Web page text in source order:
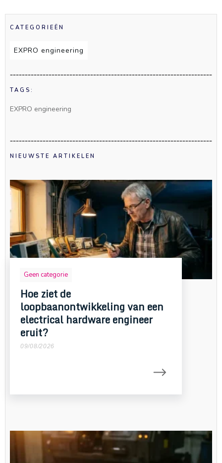
CATEGORIEËN
EXPRO engineering
TAGS:
EXPRO engineering
NIEUWSTE ARTIKELEN
Geen categorie
Hoe ziet de
loopbaanontwikkeling van een
electrical hardware engineer
eruit?
09/08/2026